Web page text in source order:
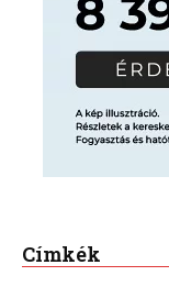
Címkék